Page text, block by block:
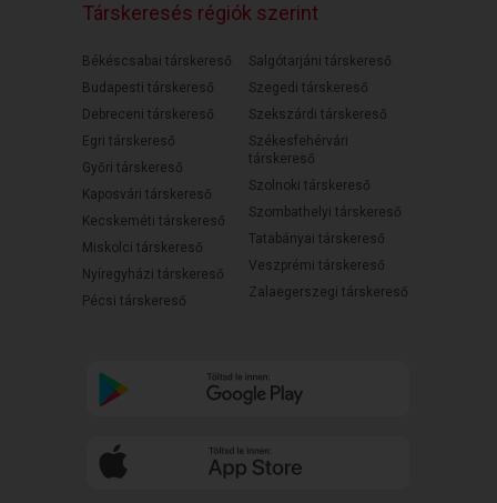
Társkeresés régiók szerint
Békéscsabai társkereső
Budapesti társkereső
Debreceni társkereső
Egri társkereső
Győri társkereső
Kaposvári társkereső
Kecskeméti társkereső
Miskolci társkereső
Nyíregyházi társkereső
Pécsi társkereső
Salgótarjáni társkereső
Szegedi társkereső
Szekszárdi társkereső
Székesfehérvári
társkereső
Szolnoki társkereső
Szombathelyi társkereső
Tatabányai társkereső
Veszprémi társkereső
Zalaegerszegi társkereső